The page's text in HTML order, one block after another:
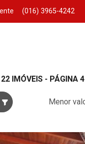
(016) 3965-4242
IMÓVEIS - PÁGINA 4